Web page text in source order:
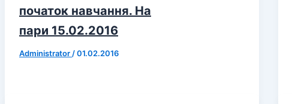
початок навчання. На
пари 15.02.2016
Administrator/01.02.2016